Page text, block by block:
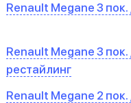
Renault Megane 3
Renault Megane 3 пок.
рестайлинг
Renault Megane 2 пок.